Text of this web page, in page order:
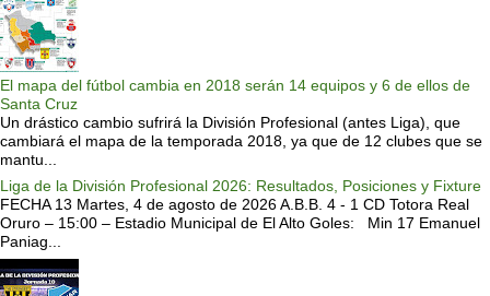
El mapa del fútbol cambia en 2018 serán 14 equipos y 6 de ellos de
Santa Cruz
Un drástico cambio sufrirá la División Profesional (antes Liga), que
cambiará el mapa de la temporada 2018, ya que de 12 clubes que se
mantu...
Liga de la División Profesional 2026: Resultados, Posiciones y Fixture
FECHA 13 Martes, 4 de agosto de 2026 A.B.B. 4 - 1 CD Totora Real
Oruro – 15:00 – Estadio Municipal de El Alto Goles: Min 17 Emanuel
Paniag...